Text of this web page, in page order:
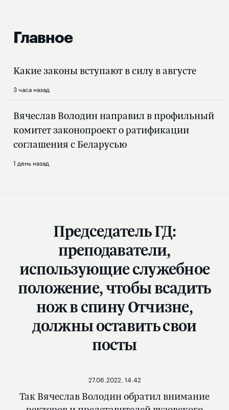
Главное
Какие законы вступают в силу в августе
3 часа назад
Вячеслав Володин направил в профильный
комитет законопроект о ратификации
соглашения с Беларусью
1 день назад
Председатель ГД:
преподаватели,
использующие служебное
положение, чтобы всадить
нож в спину Отчизне,
должны оставить свои
посты
Так Вячеслав Володин обратил внимание
27.06.2022, 14:42